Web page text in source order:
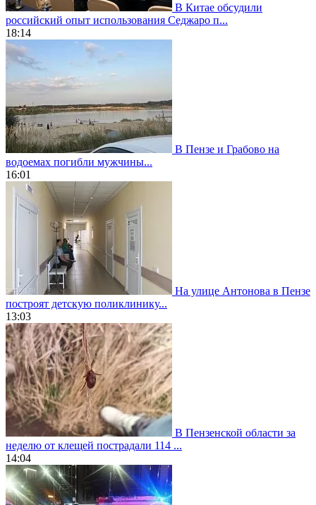
В Китае обсудили
российский опыт использования Седжаро п...
18:14
В Пензе и Грабово на
водоемах погибли мужчины...
16:01
На улице Антонова в Пензе
построят детскую поликлинику...
13:03
В Пензенской области за
неделю от клещей пострадали 114 ...
14:04